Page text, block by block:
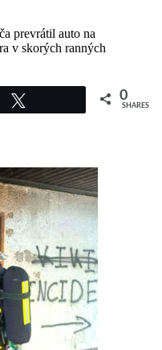
prevrátil auto na
v skorých ranných
0
SHARES